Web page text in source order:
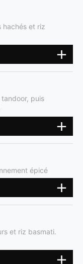
hachés et riz
puis
épicé
et riz basmati.